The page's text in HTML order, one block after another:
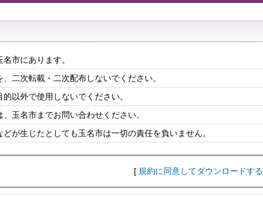
市にあります。
二次転載・二次配布しないでください。
以外で使用しないでください。
玉名市までお問い合わせください。
が生じたとしても玉名市は一切の責任を負いません。
[ 規約に同意してダウンロードする